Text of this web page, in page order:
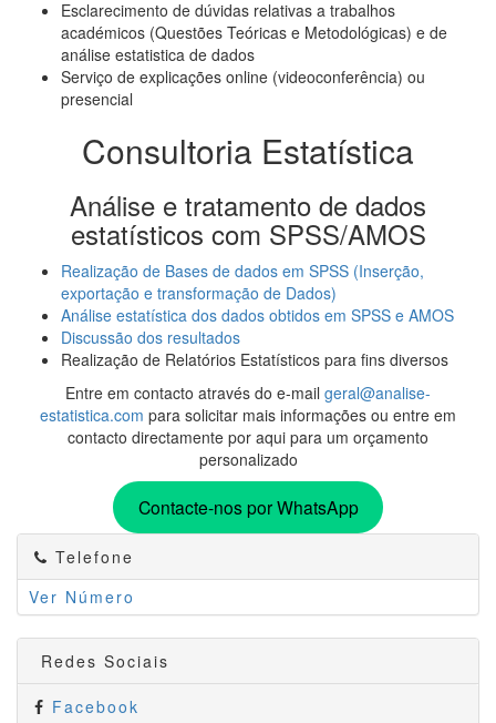
Esclarecimento de dúvidas relativas a trabalhos
académicos (Questões Teóricas e Metodológicas) e de
análise estatistica de dados
Serviço de explicações online (videoconferência) ou
presencial
Consultoria Estatística
Análise e tratamento de dados
estatísticos com SPSS/AMOS
Realização de Bases de dados em SPSS (Inserção,
exportação e transformação de Dados)
Análise estatística dos dados obtidos em SPSS e AMOS
Discussão dos resultados
Realização de Relatórios Estatísticos para fins diversos
Entre em contacto através do e-mail geral@analise-
estatistica.com para solicitar mais informações ou entre em
contacto directamente por aqui para um orçamento
personalizado
Contacte-nos por WhatsApp
Telefone
Ver Número
Redes Sociais
Facebook